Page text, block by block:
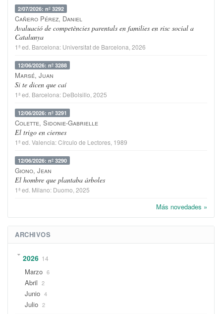
2/07/2026: nº 3292
Cañero Pérez, Daniel
Avaluació de competències parentals en families en risc social a
Catalunya
1ª ed. Barcelona: Universitat de Barcelona , 2026
12/06/2026: nº 3288
Marsé, Juan
Si te dicen que caí
1ª ed. Barcelona: DeBolsillo , 2025
12/06/2026: nº 3291
Colette, Sidonie-Gabrielle
El trigo en ciernes
1ª ed. Valencia:Círculo de Lectores , 1989
12/06/2026: nº 3290
Giono, Jean
El hombre que plantaba árboles
1ª ed. Milano: Duomo , 2025
Más novedades »
ARCHIVOS
2026 14
Marzo 6
Abril 2
Junio 4
Julio 2